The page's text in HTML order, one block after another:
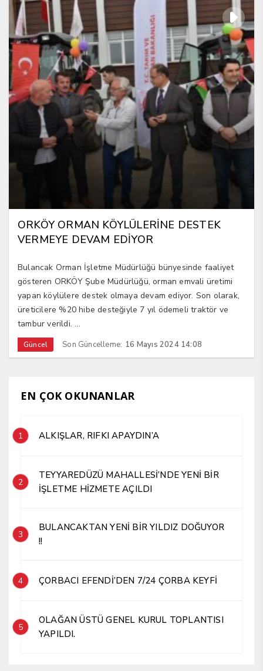
ORKÖY ORMAN KÖYLÜLERİNE DESTEK
VERMEYE DEVAM EDİYOR
Bulancak Orman İşletme Müdürlüğü bünyesinde faaliyet
gösteren ORKÖY Şube Müdürlüğü, orman emvali üretimi
yapan köylülere destek olmaya devam ediyor. Son olarak,
üreticilere %20 hibe desteğiyle 7 yıl ödemeli traktör ve
tambur verildi. ...
Güncel Son Güncelleme: 16 Mayıs 2024 14:08
EN ÇOK OKUNANLAR
1 ALKIŞLAR, RIFKI APAYDIN’A
2
TEYYAREDÜZÜ MAHALLESİ’NDE YENİ BİR
İŞLETME HİZMETE AÇILDI
3
BULANCAKTAN YENİ BİR YILDIZ DOĞUYOR
!!
4 ÇORBACI EFENDİ’DEN 7/24 ÇORBA KEYFİ
5
OLAĞAN ÜSTÜ GENEL KURUL TOPLANTISI
YAPILDI.